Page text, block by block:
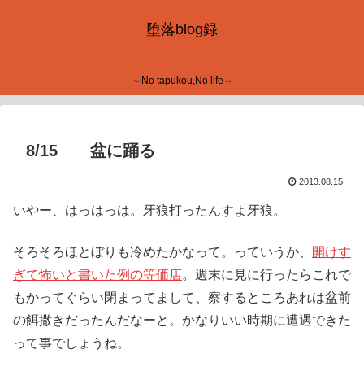
堕落blog録
～No tapukou,No life～
8/15 盆に踊る
2013.08.15
いやー、はっはっは。牙狼打ったんすよ牙狼。
そろそろほとぼりも冷めたかなって。っていうか、
開けす
ぎて怖いと書いた例の等価店。週末に見に行ったらこれで
もかってぐらい閉まってまして、察するところあれは盆前
の餌撒きだったんだなーと。かなりいい時期に遭遇できた
って事でしょうね。